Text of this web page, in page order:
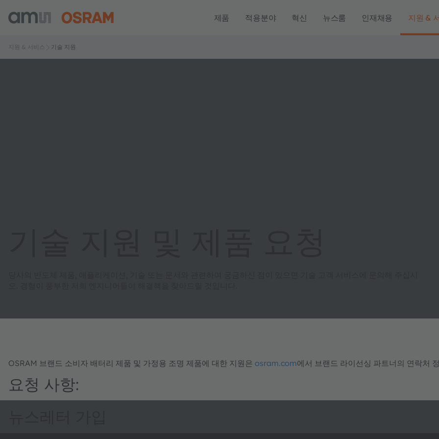
제품 적용분야 혁신 뉴스룸 인재채용 지원 &
지원 & 서비스 기술 지원
OSRAM 브랜드 소비자 배터리 제품 및 가정용 조명 제품에 대한 지원은 osram.com에서 브랜드 라이선싱 파트너의 연락처
요청 사항: